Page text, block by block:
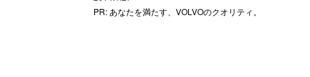
PR: あなたを満たす、VOLVOのクオリティ。